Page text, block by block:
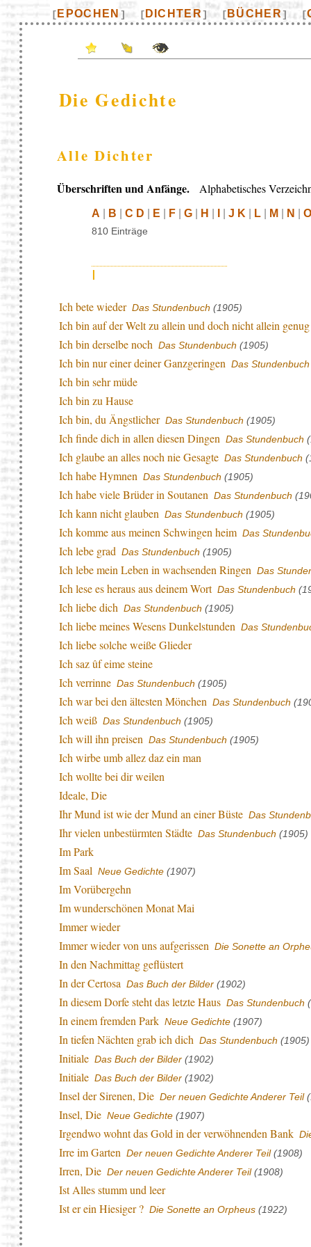
[ EPOCHEN ] [ DICHTER] [ BÜCHER] [
Die Gedichte
Alle Dichter
Überschriften und Anfänge.Alphabetisches
A B C D E F| G| H J K L| M N
810 Einträge
I
Ich bete wieder Das Stundenbuch (1905)
Ich bin auf der Welt zu allein und doch nicht allein genug
Ich bin derselbe noch Das Stundenbuch (1905)
Ich bin nur einer deiner Ganzgeringen Das Stundenbuch
Ich bin sehr müde
Ich bin zu Hause
Ich bin, du Ängstlicher Das Stundenbuch (1905)
Ich finde dich in allen diesen Dingen Das Stundenbuch
Ich glaube an alles noch nie Gesagte Das Stundenbuch
Ich habe Hymnen Das Stundenbuch (1905)
Ich habe viele Brüder in Soutanen Das Stundenbuch
Ich kann nicht glauben Das Stundenbuch (1905)
Ich komme aus meinen Schwingen heim Das
Ich lebe grad Das Stundenbuch (1905)
Ich lebe mein Leben in wachsenden Ringen Das
Ich lese es heraus aus deinem Wort Das Stundenbuch
Ich liebe dich Das Stundenbuch (1905)
Ich liebe meines Wesens Dunkelstunden Das
Ich liebe solche weiße Glieder
Ich saz ûf eime steine
Ich verrinne Das Stundenbuch (1905)
Ich war bei den ältesten Mönchen Das Stundenbuch
Ich weiß Das Stundenbuch (1905)
Ich will ihn preisen Das Stundenbuch (1905)
Ich wirbe umb allez daz ein man
Ich wollte bei dir weilen
Ideale, Die
Ihr Mund ist wie der Mund an einer Büste Das
Ihr vielen unbestürmten Städte Das Stundenbuch (1905)
Im Park
Im Saal Neue Gedichte(1907)
Im Vorübergehn
Im wunderschönen Monat Mai
Immer wieder
Immer wieder von uns aufgerissen Die Sonette an
In den Nachmittag geflüstert
In der Certosa Das Buch der Bilder(1902)
In diesem Dorfe steht das letzte Haus Das Stundenbuch
In einem fremden Park Neue Gedichte(1907)
In tiefen Nächten grab ich dich Das Stundenbuch (1905)
Initiale Das Buch der Bilder(1902)
Initiale Das Buch der Bilder(1902)
Insel der Sirenen, Die Der neuen Gedichte Anderer Teil
Insel, Die Neue Gedichte(1907)
Irgendwo wohnt das Gold in der verwöhnenden Bank
Irre im Garten Der neuen Gedichte Anderer Teil(1908)
Irren, Die Der neuen Gedichte Anderer Teil(1908)
Ist Alles stumm und leer
Ist er ein Hiesiger ? Die Sonette an Orpheus(1922)